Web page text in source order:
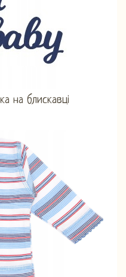
на блискавці